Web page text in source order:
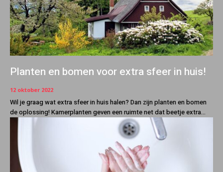
Planten en bomen voor extra sfeer in huis!
12 oktober 2022
Wil je graag wat extra sfeer in huis halen? Dan zijn planten en bomen
de oplossing! Kamerplanten geven een ruimte net dat beetje extra...